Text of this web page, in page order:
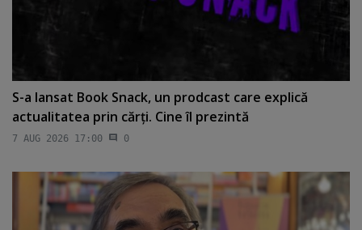
S-a lansat Book Snack, un prodcast care explică
actualitatea prin cărţi. Cine îl prezintă
7 AUG 2026 17:00 0